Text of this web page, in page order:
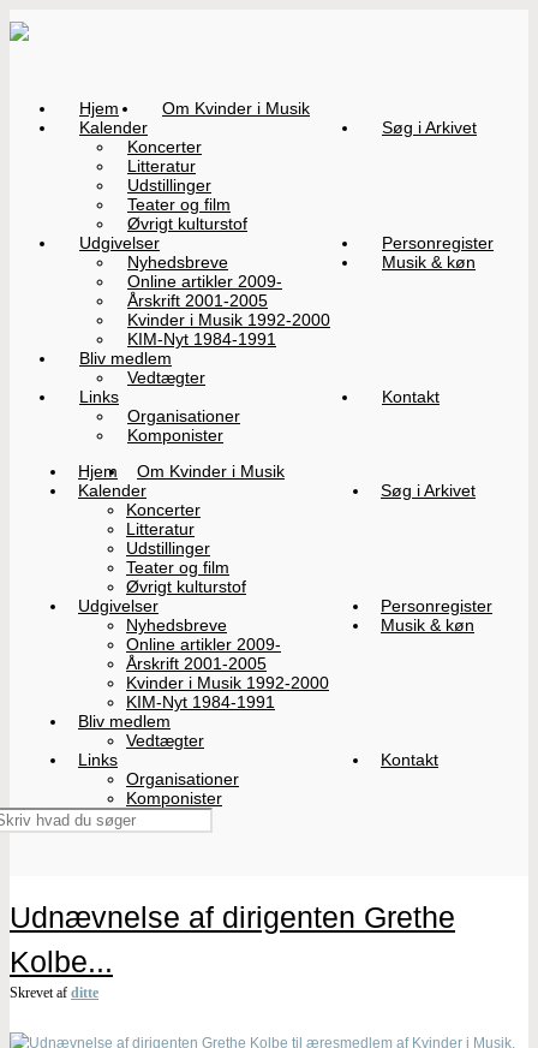
Hjem
Om Kvinder i Musik
Kalender
Koncerter
Litteratur
Udstillinger
Teater og film
Øvrigt kulturstof
Søg i Arkivet
Udgivelser
Nyhedsbreve
Online artikler 2009-
Årskrift 2001-2005
Kvinder i Musik 1992-2000
KIM-Nyt 1984-1991
Personregister
Musik & køn
Bliv medlem
Vedtægter
Links
Organisationer
Komponister
Kontakt
Hjem
Om Kvinder i Musik
Kalender
Koncerter
Litteratur
Udstillinger
Teater og film
Øvrigt kulturstof
Søg i Arkivet
Udgivelser
Nyhedsbreve
Online artikler 2009-
Årskrift 2001-2005
Kvinder i Musik 1992-2000
KIM-Nyt 1984-1991
Personregister
Musik & køn
Bliv medlem
Vedtægter
Links
Organisationer
Komponister
Kontakt
Udnævnelse af dirigenten Grethe
Kolbe...
Skrevet af ditte